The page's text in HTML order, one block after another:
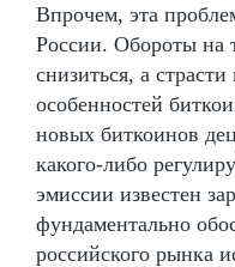
Впрочем, эта
России. Обороты на
снизиться, а
особенностей
новых биткоинов
какого-либо
эмиссии известен
фундаментально
российского рынка